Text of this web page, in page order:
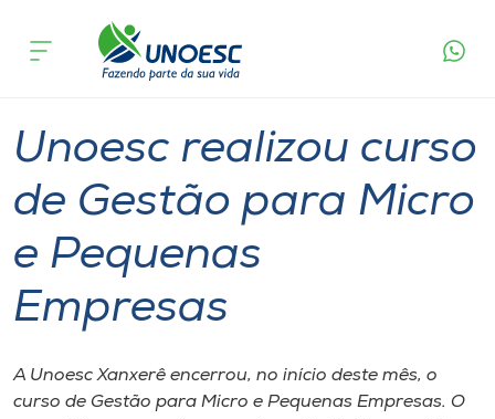
Cursos
Pesquisa
Atendimento ao Estudante
Portal de Ensino
A
acontece
Unoesc realizou curso
de Gestão para Micro
e Pequenas
Empresas
A Unoesc Xanxerê encerrou, no início deste mês, o
curso de Gestão para Micro e Pequenas Empresas. O